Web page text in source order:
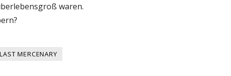
waren.
MERCENARY